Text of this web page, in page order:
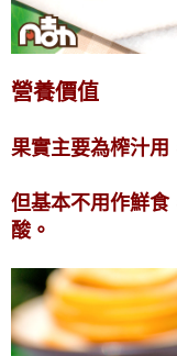
營養價值
果實主要為榨汁用
但基本不用作鮮食
酸。